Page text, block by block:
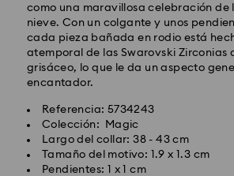
como una maravillosa celebración de
nieve. Con un colgante y unos
cada pieza bañada en rodio está
atemporal de las Swarovski Zirconias
grisáceo, lo que le da un aspecto
encantador.
Referencia: 5734243
Colección: Magic
Largo del collar: 38 - 43 cm
Tamaño del motivo: 1.9 x 1.3 cm
Pendientes: 1 x 1 cm